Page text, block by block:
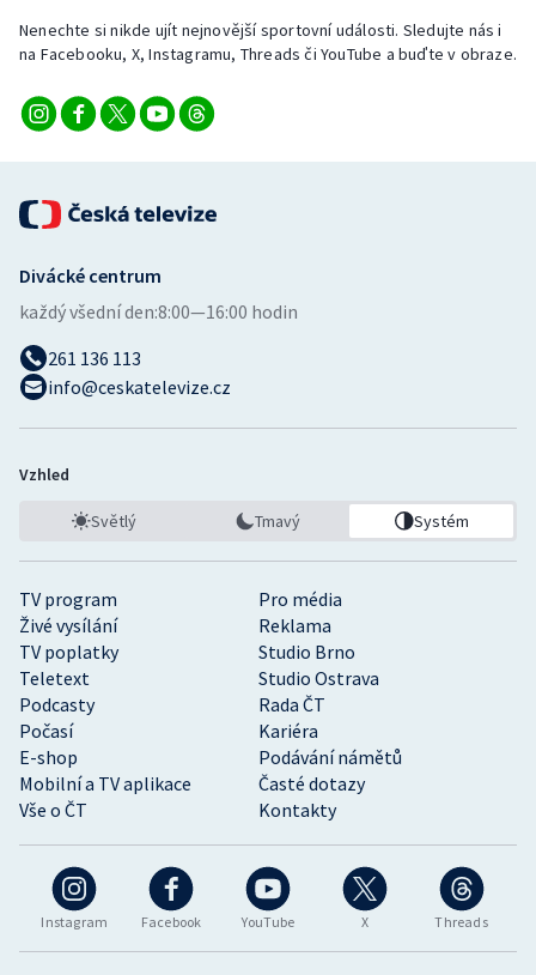
Veslování
Vodní slalom
Ostatní
Nenechte si nikde ujít nejnovější sportovní události. Sledujte nás i
na Facebooku, X, Instagramu, Threads či YouTube a buďte v obraze.
Instagram Facebook YouTube X Threads
TV program
Pro média
Živé vysílání
Reklama
TV poplatky
Studio Brno
Teletext
Studio Ostrava
Podcasty
Rada ČT
Počasí
Kariéra
E-shop
Podávání námětů
Mobilní a TV aplikace
Časté dotazy
Vše o ČT
Kontakty
Divácké centrum
každý všední den:8:00—16:00 hodin
261 136 113
info@ceskatelevize.cz
Vzhled
Světlý Tmavý Systém